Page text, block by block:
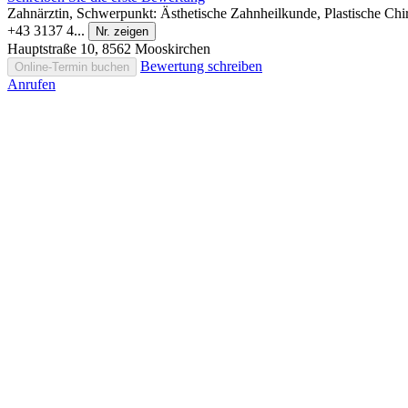
Zahnärztin, Schwerpunkt: Ästhetische Zahnheilkunde, Plastische
+43 3137 4...
Nr. zeigen
Hauptstraße 10, 8562 Mooskirchen
Online-Termin buchen
Bewertung schreiben
Anrufen